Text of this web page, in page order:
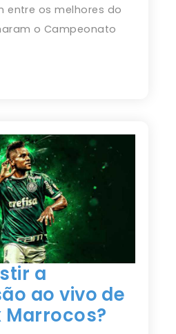
entre os melhores do
o Campeonato
a
ao vivo de
Marrocos?